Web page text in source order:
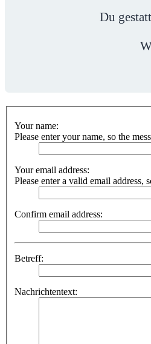
Du
Your name:
Please enter your name, so the
Your email address:
Please enter a valid email address,
Confirm email address:
Betreff:
Nachrichtentext: